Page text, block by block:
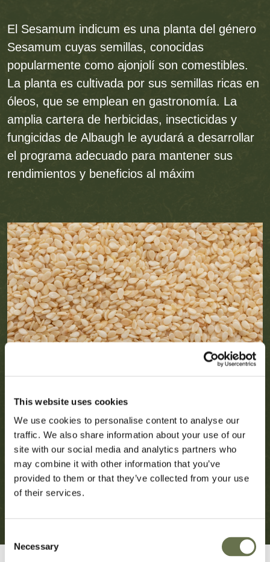
This website uses cookies
We use cookies to personalise content to analyse our
traffic. We also share information about your use of our
site with our social media and analytics partners who
may combine it with other information that you’ve
provided to them or that they’ve collected from your use
of their services.
Selection
Necessary
El Sesamum indicum es una planta del género
Sesamum cuyas semillas, conocidas
popularmente como ajonjolí son comestibles.
La planta es cultivada por sus semillas ricas en
óleos, que se emplean en gastronomía. La
amplia cartera de herbicidas, insecticidas y
fungicidas de Albaugh le ayudará a desarrollar
el programa adecuado para mantener sus
rendimientos y beneficios al máxim